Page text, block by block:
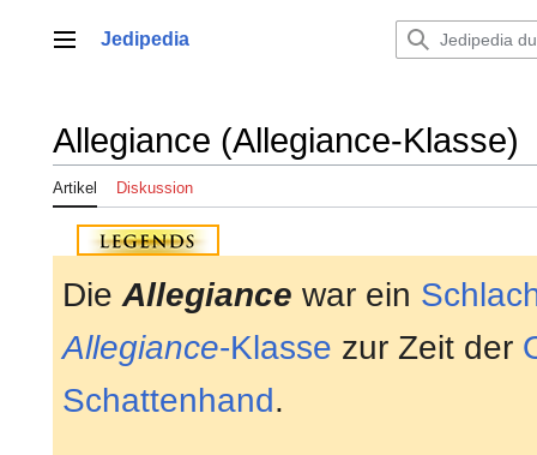
springenHauptmenü
Jedipedia
Allegiance (Allegiance-Klasse)
Artikel Diskussion
Die Allegiance war ein
Allegiance-Klasse zur Zeit der
Schattenhand.